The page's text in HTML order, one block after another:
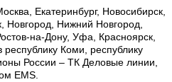
Екатеринбург, Новосибирск,
Новгород, Нижний Новгород,
на-Дону, Уфа, Красноярск,
Коми, республику
России – ТК Деловые линии,
EMS.